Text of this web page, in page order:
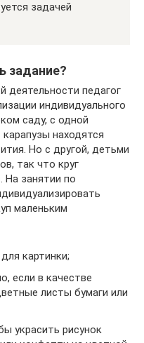
задачей
задание?
деятельности педагог
индивидуального
саду, с одной
находятся
Но с другой, детьми
так что круг
На занятии по
маленьким
картинки;
если в качестве
листы бумаги или
украсить рисунок